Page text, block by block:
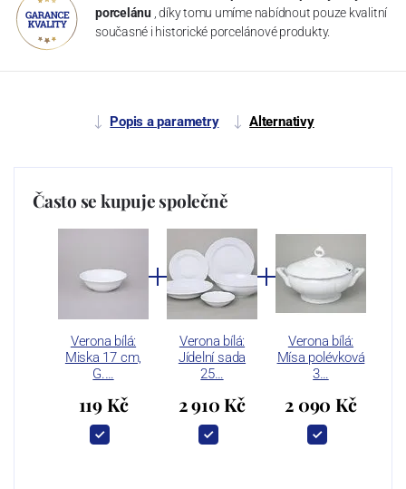
porcelánu , díky tomu umíme nabídnout pouze kvalitní
současné i historické porcelánové produkty.
Popis a parametry Alternativy
Často se kupuje společně
Verona bílá:
Miska 17 cm,
G.…
119 Kč
Verona bílá:
Jídelní sada
25…
2 910 Kč
Verona bílá:
Mísa polévková
3…
2 090 Kč